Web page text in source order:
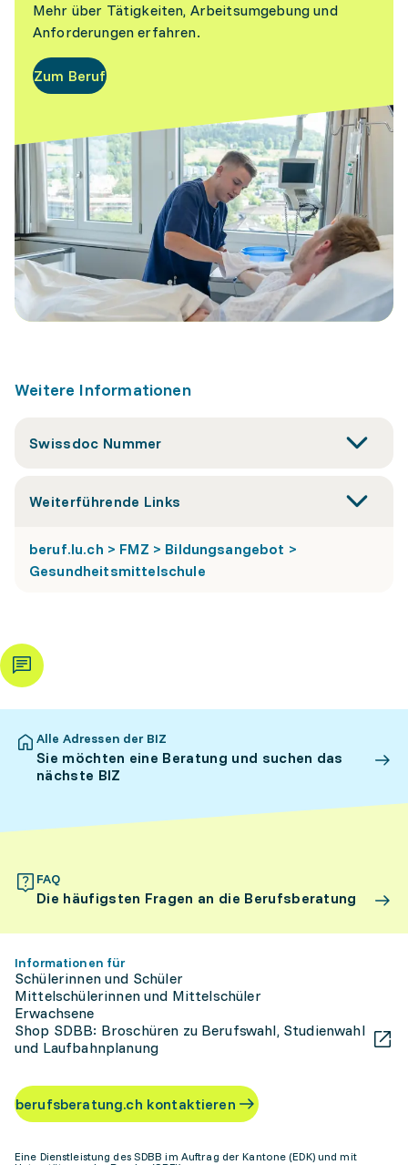
Mehr über Tätigkeiten, Arbeitsumgebung und
Anforderungen erfahren.
Zum Beruf
Weitere Informationen
Swissdoc Nummer
Weiterführende Links
beruf.lu.ch > FMZ > Bildungsangebot >
Gesundheitsmittelschule
Alle Adressen der BIZ
Sie möchten eine Beratung und suchen das
nächste BIZ
FAQ
Die häufigsten Fragen an die Berufsberatung
Informationen für
Schülerinnen und Schüler
Mittelschülerinnen und Mittelschüler
Erwachsene
Shop SDBB: Broschüren zu Berufswahl, Studienwahl
und Laufbahnplanung
berufsberatung.ch kontaktieren
Eine Dienstleistung des SDBB im Auftrag der Kantone (EDK) und mit